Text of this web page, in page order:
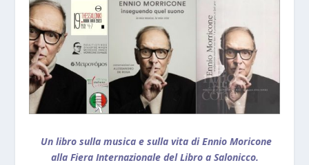
Un libro sulla musica e sulla vita di Ennio Moricone
alla Fiera Internazionale del Libro a Salonicco.